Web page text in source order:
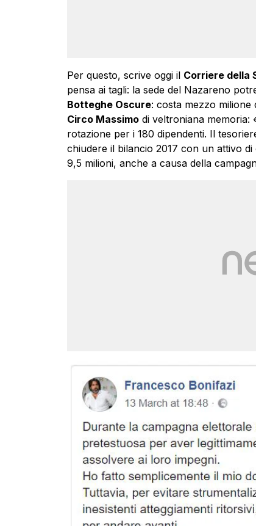
Per questo, scrive oggi il Corriere della
pensa ai tagli: la sede del Nazareno
Botteghe Oscure: costa mezzo milione
Circo Massimodi veltroniana memoria:
rotazione per i 180 dipendenti. Il
chiudere il bilancio 2017 con un attivo
9,5 milioni, anche a causa della